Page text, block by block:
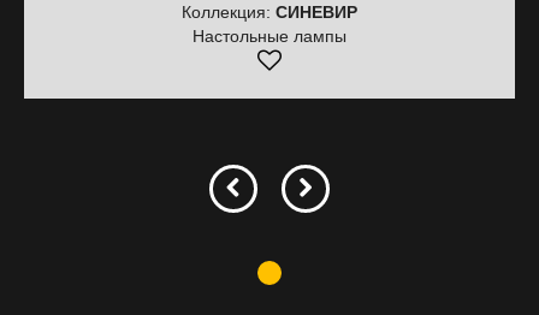
Коллекция: СИНЕВИР
Настольные лампы